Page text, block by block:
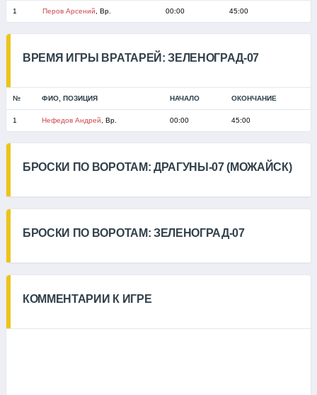
1 Перов Арсений , Вр. 00:00 45:00
ВРЕМЯ ИГРЫ ВРАТАРЕЙ: ЗЕЛЕНОГРАД-07
№ ФИО, ПОЗИЦИЯ НАЧАЛО ОКОНЧАНИЕ
1 Нефедов Андрей , Вр. 00:00 45:00
БРОСКИ ПО ВОРОТАМ: ДРАГУНЫ-07 (МОЖАЙСК)
БРОСКИ ПО ВОРОТАМ: ЗЕЛЕНОГРАД-07
КОММЕНТАРИИ К ИГРЕ